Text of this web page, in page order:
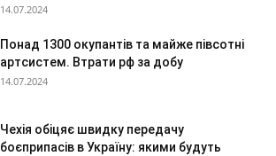
14.07.2024
Понад 1300 окупантів та майже півсотні
артсистем. Втрати рф за добу
14.07.2024
Чехія обіцяє швидку передачу
боєприпасів в Україну: якими будуть